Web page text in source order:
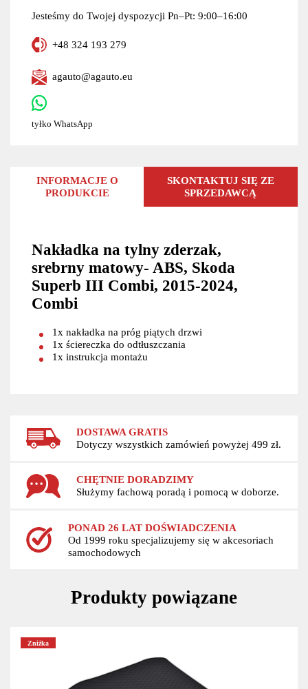
Jesteśmy do Twojej dyspozycji Pn–Pt: 9:00–16:00
+48 324 193 279
agauto@agauto.eu
tyłko WhatsApp
INFORMACJE O
PRODUKCIE
SKONTAKTUJ SIĘ ZE
SPRZEDAWCĄ
Nakładka na tylny zderzak,
srebrny matowy- ABS, Skoda
Superb III Combi, 2015-2024,
Combi
1x nakładka na próg piątych drzwi
1x ściereczka do odtłuszczania
1x instrukcja montażu
DOSTAWA GRATIS
Dotyczy wszystkich zamówień powyżej 499 zł.
CHĘTNIE DORADZIMY
Służymy fachową poradą i pomocą w doborze.
PONAD 26 LAT DOŚWIADCZENIA
Od 1999 roku specjalizujemy się w akcesoriach
samochodowych
Produkty powiązane
Zniżka